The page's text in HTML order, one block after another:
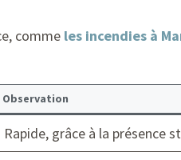
comme les incendies à
Observation
Rapide, grâce à la présence